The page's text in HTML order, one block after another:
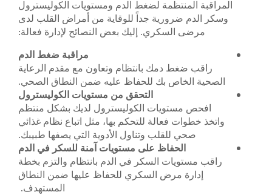
المراقبة المنتظمة لضغط الدم ومستويات الكوليسترول
وسكر الدم ضرورية جداً للوقاية من أمراض القلب لدى
مرضى السكري. إليك بعض النصائح لإدارة فعالة:
مراقبة ضغط الدم
راقب ضغط دمك بانتظام وتعاون مع مقدم الرعاية
الصحية الخاص بك للحفاظ عليه ضمن النطاق الصحي.
التحقق من مستويات الكوليسترول
افحص مستويات الكوليسترول لديك بشكل منتظم
واتخذ خطوات فعالة للتحكم بها، مثل اتباع نظام غذائي
صحي للقلب وتناول الأدوية التي يصفها طبيبك.
الحفاظ على مستويات آمنة للسكر في الدم
راقب مستويات السكر في الدم بانتظام والتزم بخطة
إدارة مرض السكري للحفاظ عليها ضمن النطاق
المستهدف.